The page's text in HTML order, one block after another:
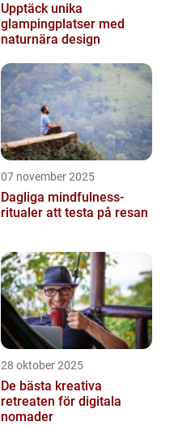
Upptäck unika
glampingplatser med
naturnära design
07 november 2025
Dagliga mindfulness-
ritualer att testa på resan
28 oktober 2025
De bästa kreativa
retreaten för digitala
nomader